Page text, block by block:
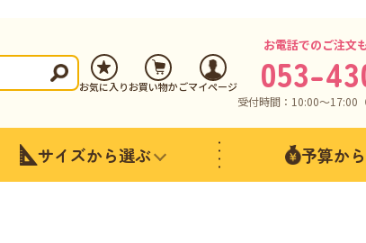
お気に入りお買い物かごマイページ
お電話でのご注文
053-
受付時間：10:00〜17:00
サイズから選ぶ 予算か